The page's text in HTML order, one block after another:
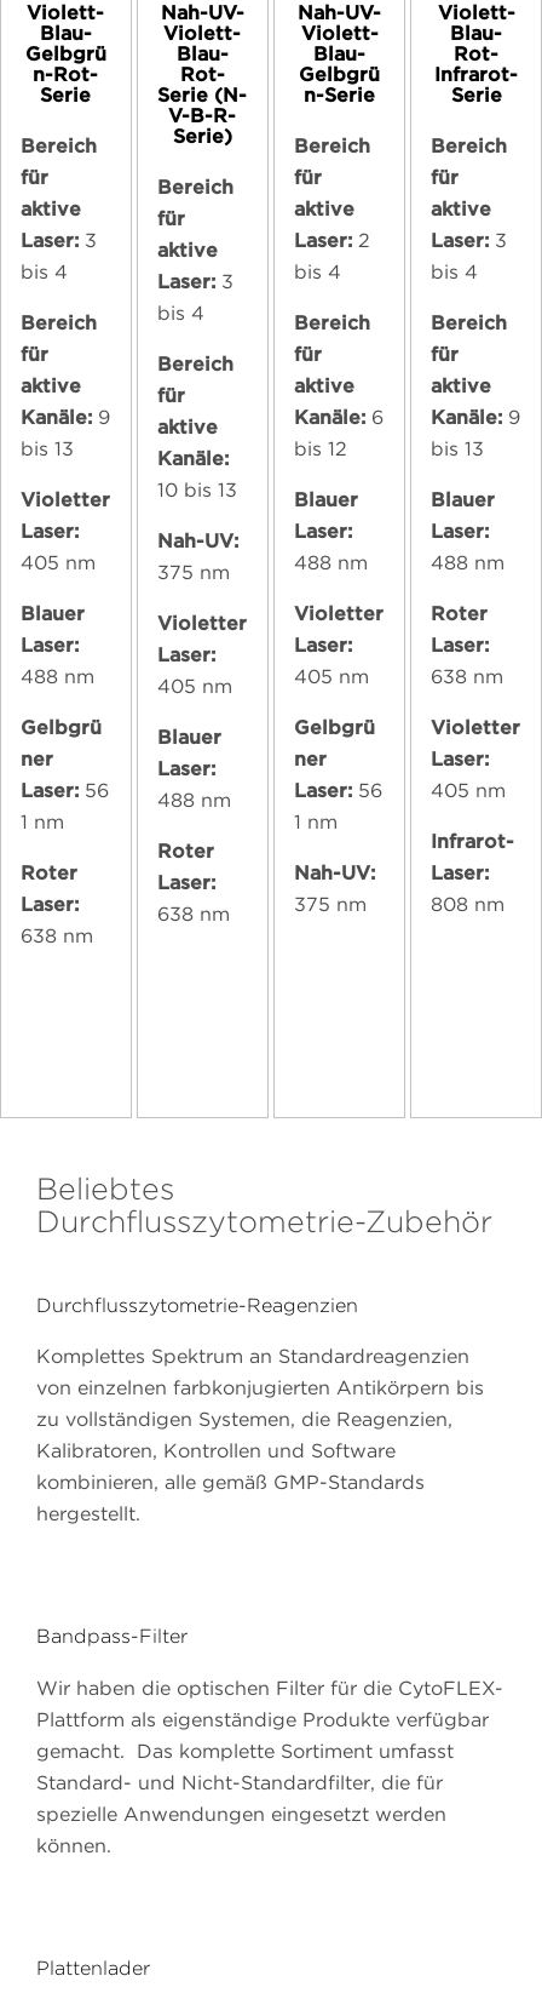
Violett-
Blau-
Gelbgrü
n-Rot-
Serie
Bereich
für
aktive
Laser: 3
bis 4
Bereich
für
aktive
Kanäle: 9
bis 13
Violetter
Laser:
405 nm
Blauer
Laser:
488 nm
Gelbgrü
ner
Laser: 56
1 nm
Roter
Laser:
638 nm
Nah-UV-
Violett-
Blau-
Rot-
Serie (N-
V-B-R-
Serie)
Bereich
für
aktive
Laser: 3
bis 4
Bereich
für
aktive
Kanäle:
10 bis 13
Nah-UV:
375 nm
Violetter
Laser:
405 nm
Blauer
Laser:
488 nm
Roter
Laser:
638 nm
Nah-UV-
Violett-
Blau-
Gelbgrü
n-Serie
Bereich
für
aktive
Laser:2
bis 4
Bereich
für
aktive
Kanäle: 6
bis 12
Blauer
Laser:
488 nm
Violetter
Laser:
405 nm
Gelbgrü
ner
Laser: 56
1 nm
Nah-UV:
375 nm
Violett-
Blau-
Rot-
Infrarot-
Serie
Bereich
für
aktive
Laser: 3
bis 4
Bereich
für
aktive
Kanäle: 9
bis 13
Blauer
Laser:
488 nm
Roter
Laser:
638 nm
Violetter
Laser:
405 nm
Infrarot-
Laser:
808 nm
Beliebtes
Durchflusszytometrie-Zubehör
Durchflusszytometrie-Reagenzien
Komplettes Spektrum an Standardreagenzien
von einzelnen farbkonjugierten Antikörpern bis
zu vollständigen Systemen, die Reagenzien,
Kalibratoren, Kontrollen und Software
kombinieren, alle gemäß GMP-Standards
hergestellt.
Bandpass-Filter
Wir haben die optischen Filter für die CytoFLEX-
Plattform als eigenständige Produkte verfügbar
gemacht. Das komplette Sortiment umfasst
Standard- und Nicht-Standardfilter, die für
spezielle Anwendungen eingesetzt werden
können.
Plattenlader